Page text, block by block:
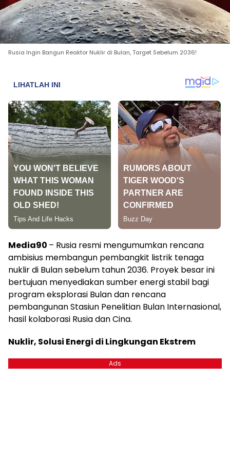
Rusia Ingin Bangun Reaktor Nuklir di Bulan, Target Sebelum 2036!
Media90 – Rusia resmi mengumumkan rencana
ambisius membangun pembangkit listrik tenaga
nuklir di Bulan sebelum tahun 2036. Proyek besar ini
bertujuan menyediakan sumber energi stabil bagi
program eksplorasi Bulan dan rencana
pembangunan Stasiun Penelitian Bulan Internasional,
hasil kolaborasi Rusia dan Cina.
Nuklir, Solusi Energi di Lingkungan Ekstrem
Ads